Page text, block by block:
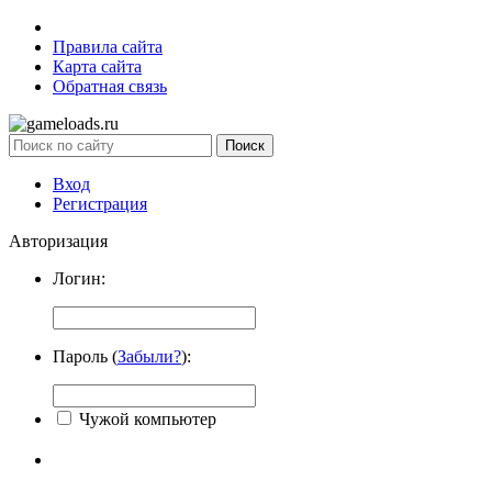
Правила сайта
Карта сайта
Обратная связь
Вход
Регистрация
Авторизация
Логин:
Пароль (Забыли?):
Чужой компьютер